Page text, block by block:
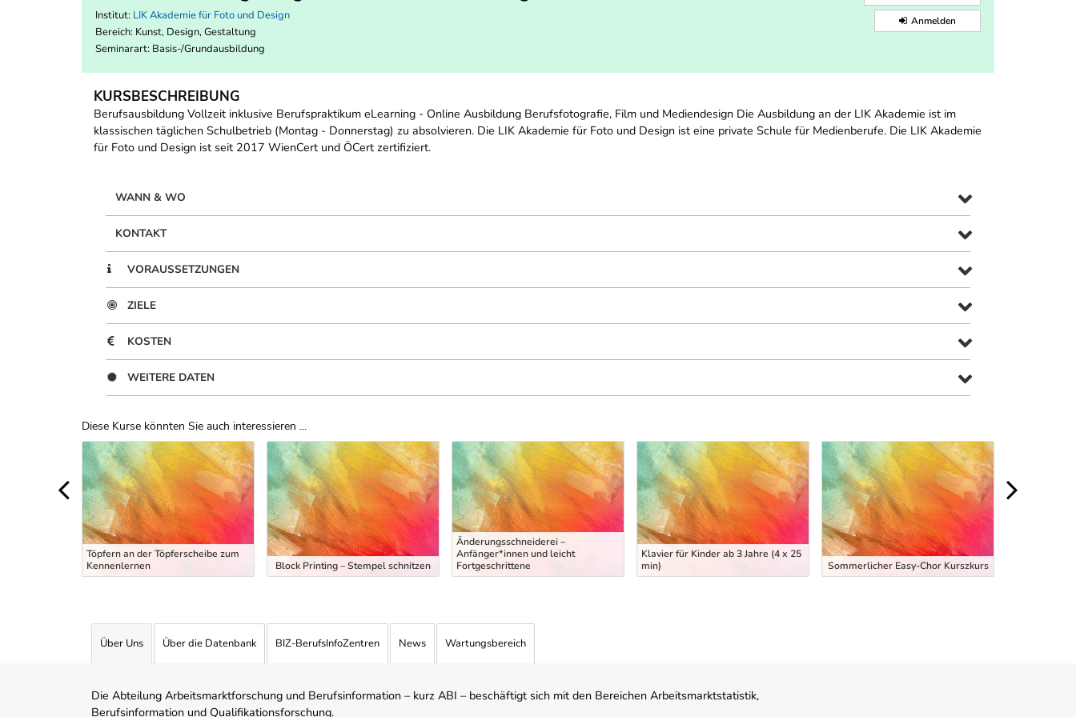
Institut: LIK Akademie für Foto und Design
Bereich: Kunst, Design, Gestaltung
Seminarart: Basis-/Grundausbildung
Anmelden
KURSBESCHREIBUNG
Berufsausbildung Vollzeit inklusive Berufspraktikum eLearning - Online Ausbildung Berufsfotografie, Film und Mediendesign Die Ausbildung an der LIK Akademie ist im
klassischen täglichen Schulbetrieb (Montag - Donnerstag) zu absolvieren. Die LIK Akademie für Foto und Design ist eine private Schule für Medienberufe. Die LIK Akademie
für Foto und Design ist seit 2017 WienCert und ÖCert zertifiziert.
WANN & WO
KONTAKT
VORAUSSETZUNGEN
ZIELE
KOSTEN
WEITERE DATEN
Diese Kurse könnten Sie auch interessieren ...
Uber Weiterbildungsvorschläge
Töpfern an der Töpferscheibe zum
Kennenlernen
Block Printing – Stempel schnitzen
Änderungsschneiderei –
Anfänger*innen und leicht
Fortgeschrittene
Klavier für Kinder ab 3 Jahre (4 x 25
min)
Sommerlicher Easy-Chor Kurszkurs
Über Uns Über die Datenbank BIZ-BerufsInfoZentren News Wartungsbereich
Die Abteilung Arbeitsmarktforschung und Berufsinformation – kurz ABI – beschäftigt sich mit den Bereichen Arbeitsmarktstatistik,
Berufsinformation und Qualifikationsforschung.